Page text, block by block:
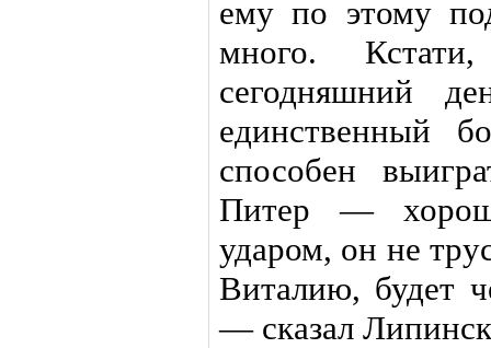
ему по этому
много.
сегодняшний
единственный
способен
Питер —
ударом, он не
Виталию, будет
— сказал